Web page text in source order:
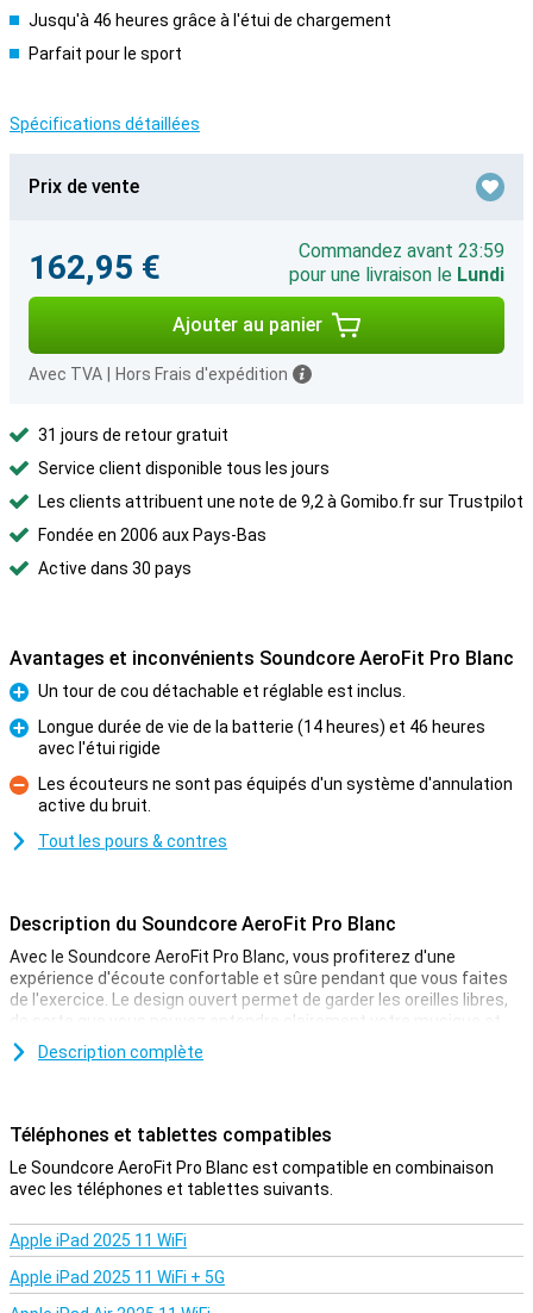
Jusqu'à 46 heures grâce à l'étui de chargement
Parfait pour le sport
Spécifications détaillées
Prix de vente
162,95 €
Commandez avant 23:59
pour une livraison le Lundi
Ajouter au panier
Avec TVA Hors Frais d'expédition
31 jours de retour gratuit
Service client disponible tous les jours
Les clients attribuent une note de 9,2 à Gomibo.fr sur Trustpilot
Fondée en 2006 aux Pays-Bas
Active dans 30 pays
Avantages et inconvénients Soundcore AeroFit Pro Blanc
Pour
Un tour de cou détachable et réglable est inclus.
Pour
Longue durée de vie de la batterie (14 heures) et 46 heures
avec l'étui rigide
Contre
Les écouteurs ne sont pas équipés d'un système d'annulation
active du bruit.
Tout les pours & contres
Description du Soundcore AeroFit Pro Blanc
Avec le Soundcore AeroFit Pro Blanc, vous profiterez d'une
expérience d'écoute confortable et sûre pendant que vous faites
de l'exercice. Le design ouvert permet de garder les oreilles libres,
de sorte que vous pouvez entendre clairement votre musique et
votre environnement. Les crochets d'oreille flexibles et le tour de
cou détachable garantissent un maintien stable, même pendant
pluie.
Oreille ouverte
auditif reste libre. Cela vous permet d'entendre clairement votre
musique et les sons ambiants pendant l'exercice, ce qui contribue
à votre sécurité, en particulier lors d'activités de plein air telles que
la course à pied. Le tour de cou détachable et réglable offre une
Description complète
Téléphones et tablettes compatibles
Le Soundcore AeroFit Pro Blanc est compatible en combinaison
avec les téléphones et tablettes suivants.
Apple iPad 2025 11 WiFi
Apple iPad 2025 11 WiFi + 5G